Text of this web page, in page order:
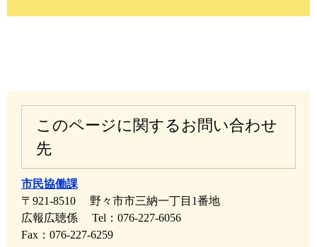
このページに関するお問い合わせ
先
市民協働課
〒921-8510
野々市市三納一丁目1番地
広報広聴係
Tel：076-227-6056
Fax：076-227-6259